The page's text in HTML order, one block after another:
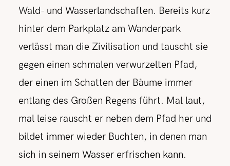
Wald- und Wasserlandschaften. Bereits kurz
hinter dem Parkplatz am Wanderpark
verlässt man die Zivilisation und tauscht sie
gegen einen schmalen verwurzelten Pfad,
der einen im Schatten der Bäume immer
entlang des Großen Regens führt. Mal laut,
mal leise rauscht er neben dem Pfad her und
bildet immer wieder Buchten, in denen man
sich in seinem Wasser erfrischen kann.